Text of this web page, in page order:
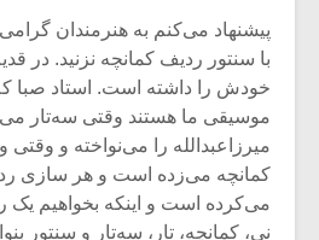
پیشنهاد می‌کنم به هنرمندان گرامی
با سنتور ردیف کمانچه نزنید. در
خودش را داشته است. استاد صبا
موسیقی ما هستند وقتی سه‌تار
میرزاعبدالله را می‌نواخته و
کمانچه می‌زده است و هر سازی
می‌کرده است و اینکه بخواهیم یک
نی، کمانچه، تار، سه‌تار و سنتور
یادداشتی بر موسیقی
متن فیلم «متری
شیش و نیم»
اگر نمی توانی
مشهورترین باشی،
بدنام ترین باش